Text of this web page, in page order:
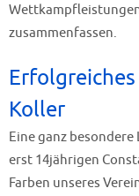
zusammenfassen.
Koller
Eine ganz
erst 14jährigen
Farben unseres